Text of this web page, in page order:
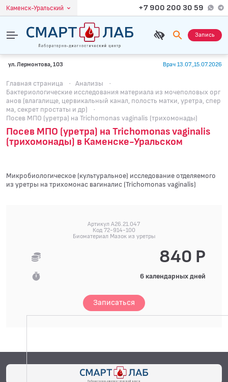
Каменск-Уральский +7 900 200 30 59
Запись
ул. Лермонтова, 103 Врач 13.07.,15.07.2026
Главная страница · Анализы
·
Бактериологические исследования материала из мочеполовых орг
анов (влагалище, цервикальный канал, полость матки, уретра, спер
ма, секрет простаты и др)
·
Посев МПО (уретра) на Trichomonas vaginalis (трихомонады)
Посев МПО (уретра) на Trichomonas vaginalis
(трихомонады) в Каменске-Уральском
Микробиологическое (культуральное) исследование отделяемого
из уретры на трихомонас вагиналис (Trichomonas vaginalis)
Артикул A26.21.047
Код 72-914-100
Биоматериал Мазок из уретры
840 Р
6 календарных дней
Записаться